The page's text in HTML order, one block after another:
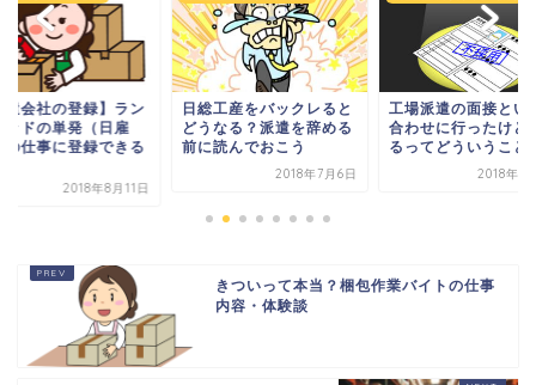
遣会社の登録】ラン
ッドの単発（日雇
の仕事に登録できる
2018年8月11日
日総工産をバックレると
どうなる？派遣を辞める
前に読んでおこう
2018年7月6日
工場派遣の面接とい
合わせに行ったけど
るってどういうこと
2018年11
きついって本当？梱包作業バイトの仕事
内容・体験談